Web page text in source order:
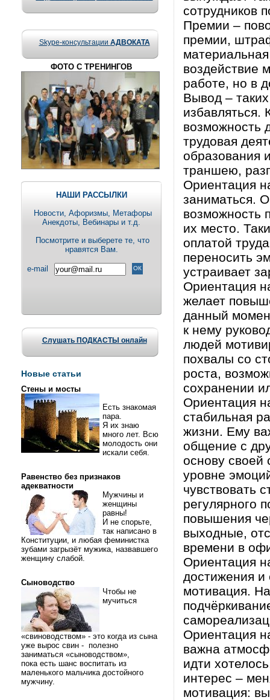
Skype-консультации АДВОКАТА
ФОТО С ТРЕНИНГОВ
НАШИ РАССЫЛКИ
Новости, Aфоризмы, Метафоры
Анекдоты, Вебинары и т.д.
Посмотрите и выберете те, что
нравятся Вам.
e-mail
Слушать ПОДКАСТЫ онлайн
Новые статьи
Стены и мосты
Есть знакомая
пара.
Я их знаю
много лет. Всю
молодость они
искали себя.
Равенство без признаков
адекватности
Мужчины и
женщины
равны!
И не спорьте,
так написано в
Конституции, и любая феминистка
зубами загрызёт мужика, назвавшего
женщину слабой.
Сыноводство
Чтобы не
мучиться
«свиноводством» - это когда из сына
уже вырос свин - полезно
заниматься «сыноводством»,
пока есть шанс воспитать из
маленького мальчика достойного
мужчину.
сотрудников
Премии –
премии,
воздействие
работе, но в
Вывод –
избавляться.
возможность
трудовая
образования
траншею,
Ориентация
заниматься.
возможность
их место.
оплатой
переносить
устраивает
Ориентация
желает
данный
к нему
людей
похвалы со
роста,
сохранении
Ориентация
стабильная
жизни. Ему
общение с
основу своей
уровне
чувствовать
регулярного
повышения
выходные,
времени в
Ориентация
достижения и
мотивация.
Ориентация
важна
идти
интерес –
мотивация: